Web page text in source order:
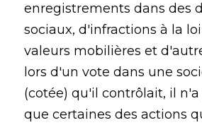
enregistrements dans des
sociaux, d'infractions à la
valeurs mobilières et
lors d'un vote dans une
(cotée) qu'il contrôlait, il
que certaines des actions